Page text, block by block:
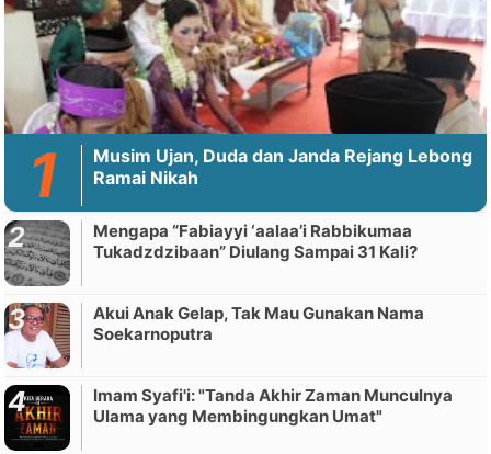
Musim Ujan, Duda dan Janda Rejang Lebong
Ramai Nikah
Mengapa “Fabiayyi ‘aalaa’i Rabbikumaa
Tukadzdzibaan” Diulang Sampai 31 Kali?
Akui Anak Gelap, Tak Mau Gunakan Nama
Soekarnoputra
Imam Syafi'i: "Tanda Akhir Zaman Munculnya
Ulama yang Membingungkan Umat"